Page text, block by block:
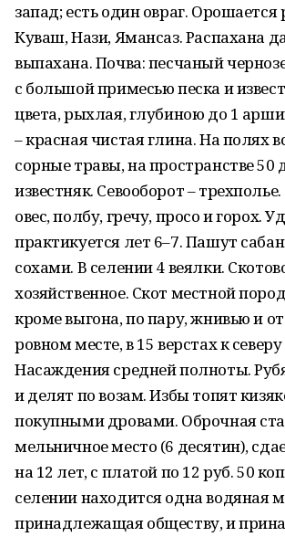
запад; есть один овраг. Орошается
Куваш, Нази, Ямансаз. Распахана
выпахана. Почва: песчаный
с большой примесью песка и
цвета, рыхлая, глубиною до 1
– красная чистая глина. На полях
сорные травы, на пространстве 50
известняк. Севооборот –
овес, полбу, гречу, просо и горох.
практикуется лет 6–7. Пашут
сохами. В селении 4 веялки.
хозяйственное. Скот местной
кроме выгона, по пару, жнивью и
ровном месте, в 15 верстах к
Насаждения средней полноты.
и делят по возам. Избы топят
покупными дровами. Оброчная
мельничное место (6 десятин),
на 12 лет, с платой по 12 руб. 50
селении находится одна водяная
принадлежащая обществу, и